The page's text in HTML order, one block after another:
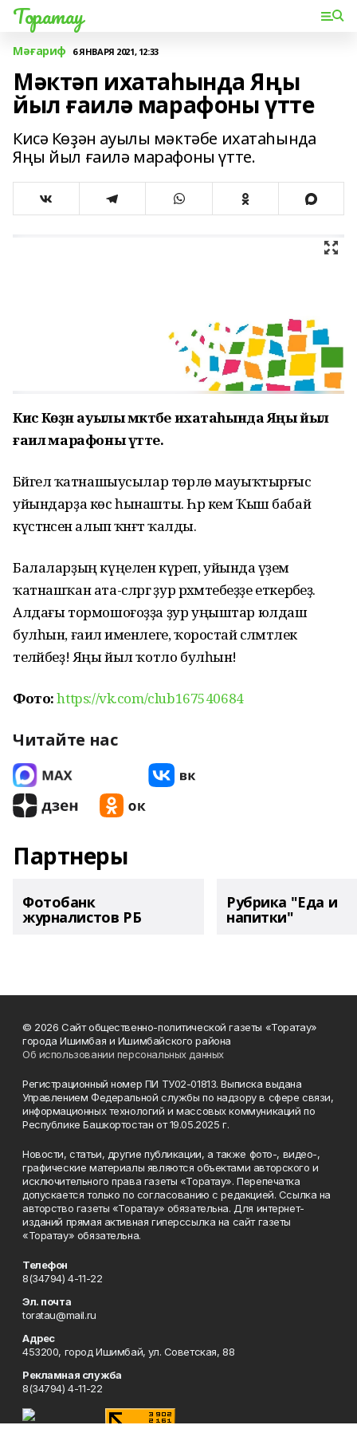
Торатау
Мәғариф 6 ЯНВАРЯ 2021, 12:33
Мәктәп ихатаһында Яңы
йыл ғаилә марафоны үтте
Кисә Көҙән ауылы мәктәбе ихатаһында
Яңы йыл ғаилә марафоны үтте.
Кисә Көҙән ауылы мәктәбе ихатаһында Яңы йыл
ғаилә марафоны үтте.
Бәйгелә ҡатнашыусылар төрлө мауыҡтырғыс
уйындарҙа көс һынашты. Һәр кем Ҡыш бабай
күстәнәсен алып ҡәнәғәт ҡалды.
Балаларҙың күңелен күреп, уйында әүҙем
ҡатнашҡан ата-әсәләргә ҙур рәхмәтебеҙҙе еткерәбеҙ.
Алдағы тормошоғоҙҙа ҙур уңыштар юлдаш
булһын, ғаилә именлеге, ҡоростай сәләмәтлек
теләйбеҙ! Яңы йыл ҡотло булһын!
Фото:https://vk.com/club167540684
Читайте нас
Партнеры
Фотобанк
журналистов РБ
Рубрика "Еда и
напитки"
© 2026 Сайт общественно-политической газеты «Торатау»
города Ишимбая и Ишимбайского района
Об использовании персональных данных
Регистрационный номер ПИ ТУ02-01813. Выписка выдана
Управлением Федеральной службы по надзору в сфере связи,
информационных технологий и массовых коммуникаций по
Республике Башкортостан от 19.05.2025 г.
Новости, статьи, другие публикации, а также фото-, видео-,
графические материалы являются объектами авторского и
исключительного права газеты «Торатау». Перепечатка
допускается только по согласованию с редакцией. Ссылка на
авторство газеты «Торатау» обязательна. Для интернет-
изданий прямая активная гиперссылка на сайт газеты
«Торатау» обязательна.
Телефон
8(34794) 4-11-22
Эл. почта
toratau@mail.ru
Адрес
453200, город Ишимбай, ул. Советская, 88
Рекламная служба
8(34794) 4-11-22